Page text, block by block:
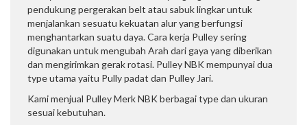
pendukung pergerakan belt atau sabuk lingkar untuk
menjalankan sesuatu kekuatan alur yang berfungsi
menghantarkan suatu daya. Cara kerja Pulley sering
digunakan untuk mengubah Arah dari gaya yang diberikan
dan mengirimkan gerak rotasi. Pulley NBK mempunyai dua
type utama yaitu Pully padat dan Pulley Jari.
Kami menjual Pulley Merk NBK berbagai type dan ukuran
sesuai kebutuhan.